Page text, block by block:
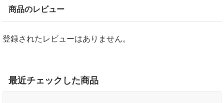
商品のレビュー
登録されたレビューはありません。
最近チェックした商品